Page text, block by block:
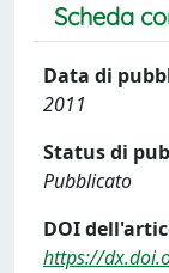
Scheda
Data di
2011
Status di
Pubblicato
DOI
https://